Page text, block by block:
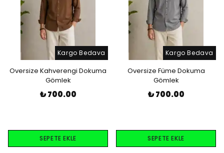
Kargo Bedava
Oversize Kahverengi Dokuma
Gömlek
₺ 700.00
SEPETE EKLE
Kargo Bedava
Oversize Füme Dokuma
Gömlek
₺ 700.00
SEPETE EKLE